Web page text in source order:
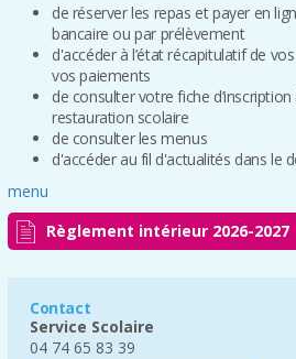
de réserver les repas et payer en
bancaire ou par prélèvement
d'accéder à l’état récapitulatif de
vos paiements
de consulter votre fiche d’inscription
restauration scolaire
de consulter les menus
d'accéder au fil d'actualités dans le
menu
Règlement intérieur 2026-2027
Contact
Service Scolaire
04 74 65 83 39